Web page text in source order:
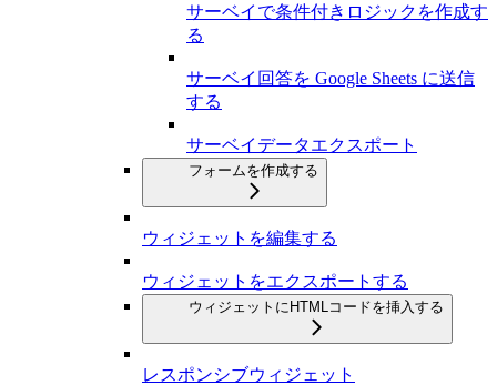
サーベイで条件付きロジックを作成す
る
サーベイ回答を Google Sheets に送信
する
サーベイデータエクスポート
フォームを作成する
ウィジェットを編集する
ウィジェットをエクスポートする
ウィジェットにHTMLコードを挿入する
レスポンシブウィジェット